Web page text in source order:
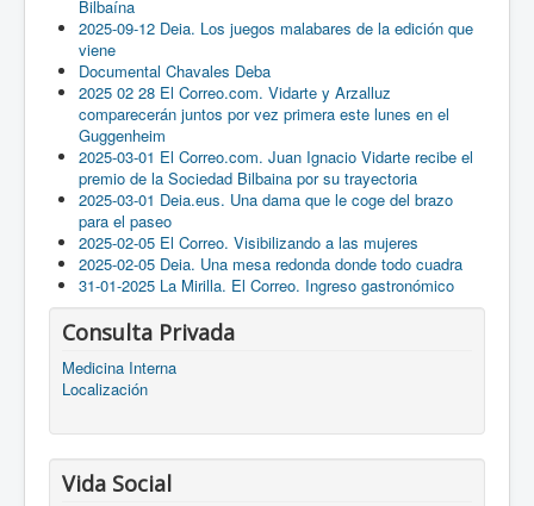
Bilbaína
2025-09-12 Deia. Los juegos malabares de la edición que
viene
Documental Chavales Deba
2025 02 28 El Correo.com. Vidarte y Arzalluz
comparecerán juntos por vez primera este lunes en el
Guggenheim
2025-03-01 El Correo.com. Juan Ignacio Vidarte recibe el
premio de la Sociedad Bilbaina por su trayectoria
2025-03-01 Deia.eus. Una dama que le coge del brazo
para el paseo
2025-02-05 El Correo. Visibilizando a las mujeres
2025-02-05 Deia. Una mesa redonda donde todo cuadra
31-01-2025 La Mirilla. El Correo. Ingreso gastronómico
Consulta Privada
Medicina Interna
Localización
Vida Social